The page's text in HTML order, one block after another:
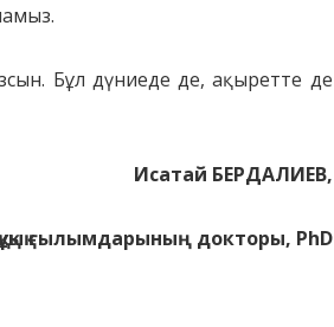
Бұл дүниеде де, ақыретте де
Исатай БЕРДАЛИЕВ,
ғылымдарының докторы, PhD